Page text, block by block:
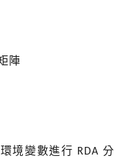
陣
境變數進行 RDA分